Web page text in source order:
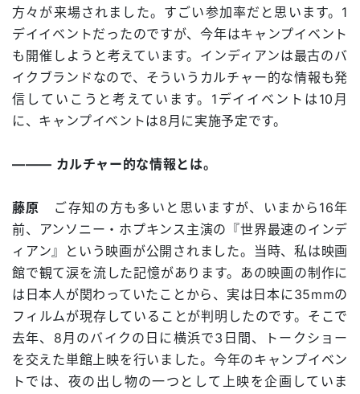
方々が来場されました。すごい参加率だと思います。1
デイイベントだったのですが、今年はキャンプイベント
も開催しようと考えています。インディアンは最古のバ
イクブランドなので、そういうカルチャー的な情報も発
信していこうと考えています。1デイイベントは10月
に、キャンプイベントは8月に実施予定です。
――― カルチャー的な情報とは。
藤原 ご存知の方も多いと思いますが、いまから16年
前、アンソニー・ホプキンス主演の『世界最速のインデ
ィアン』という映画が公開されました。当時、私は映画
館で観て涙を流した記憶があります。あの映画の制作に
は日本人が関わっていたことから、実は日本に35mmの
フィルムが現存していることが判明したのです。そこで
去年、8月のバイクの日に横浜で3日間、トークショー
を交えた単館上映を行いました。今年のキャンプイベン
トでは、夜の出し物の一つとして上映を企画していま